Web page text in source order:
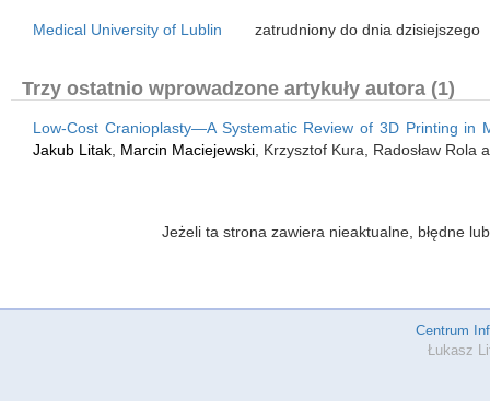
Medical University of Lublin zatrudniony do dnia dzisiejszego
Trzy ostatnio wprowadzone artykuły autora (1)
Low-Cost Cranioplasty—A Systematic Review of 3D Printing in
Jakub Litak Marcin Maciejewski , Krzysztof Kura, Radosław Rola
Jeżeli ta strona zawiera nieaktualne, błędne
Centrum
Łukasz